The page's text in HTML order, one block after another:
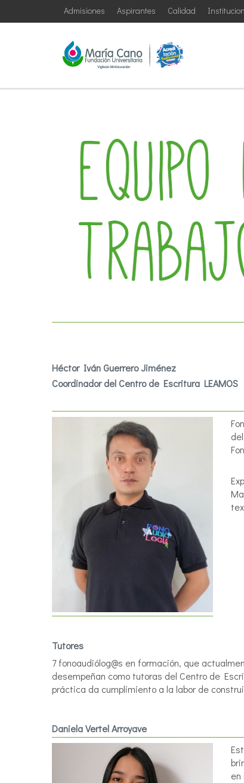
Calidad
Aspirantes
Admisiones
Héctor Iván Guerrero Jiménez
Coordinador del Centro de Escritura LEAMOS
Tutores
7 fonoaudiólog@s en formación, que
desempeñan como tutoras del Centro de
práctica da cumplimiento a la labor de
Daniela Vertel Arroyave
en